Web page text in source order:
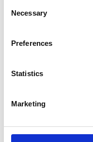
Selection
Necessary
Preferences
Statistics
Marketing
Ring för pris!